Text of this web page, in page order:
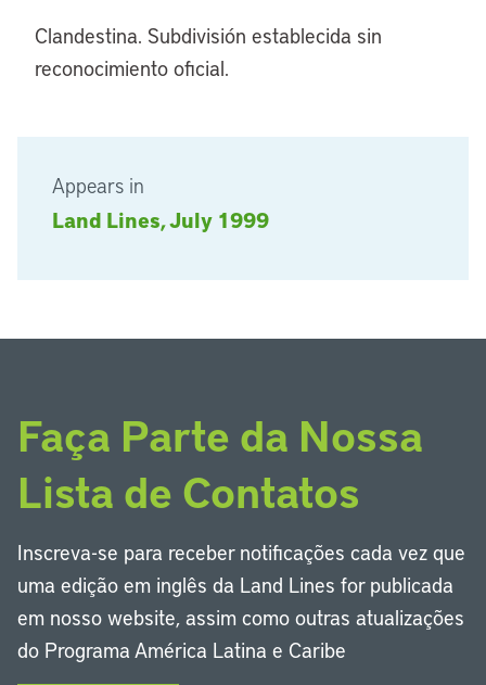
Appears in
Land Lines, July 1999
Clandestina. Subdivisión establecida sin
reconocimiento oficial.
Faça Parte da Nossa
Lista de Contatos
Inscreva-se para receber notificações cada vez que
uma edição em inglês da Land Lines for publicada
em nosso website, assim como outras atualizações
do Programa América Latina e Caribe